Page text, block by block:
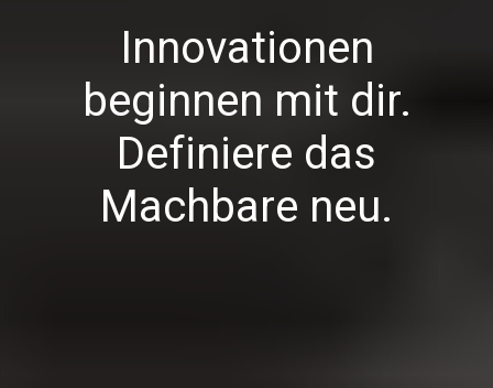
Innovationen
beginnen mit dir.
Definiere das
Machbare neu.